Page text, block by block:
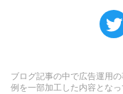
ブログ記事の中で広告運用
例を一部加工した内容とな